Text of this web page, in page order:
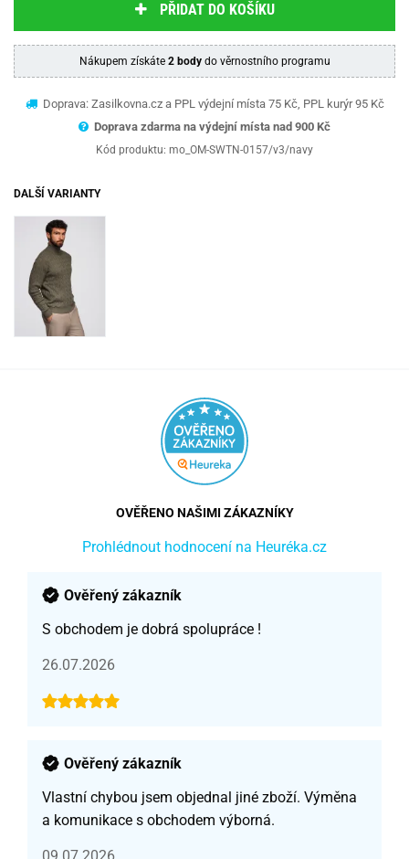
PŘIDAT DO KOŠÍKU
Nákupem získáte 2 bodydo věrnostního programu
Doprava: Zasilkovna.cz a PPL výdejní místa 75 Kč, PPL kurýr 95 Kč
Doprava zdarma na výdejní místa nad 900 Kč
Kód produktu: mo_OM-SWTN-0157/v3/navy
DALŠÍ VARIANTY
OVĚŘENO NAŠIMI ZÁKAZNÍKY
Prohlédnout hodnocení na Heuréka.cz
Ověřený zákazník
S obchodem je dobrá spolupráce !
26.07.2026
Ověřený zákazník
Vlastní chybou jsem objednal jiné zboží. Výměna
a komunikace s obchodem výborná.